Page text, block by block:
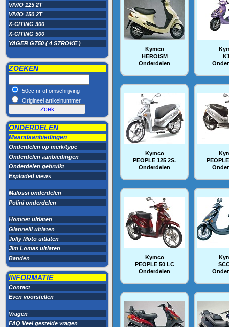
VIVIO 125 2T
VIVIO 150 2T
X-CITING 300
X-CITING 500
YAGER GT50 ( 4 STROKE )
ZOEKEN
50cc nr of omschrijving
Origineel artikelnummer
ONDERDELEN
Maandaanbiedingen
Onderdelen op merk/type
Onderdelen aanbiedingen
Onderdelen gebruikt
Exploded views
Malossi onderdelen
Polini onderdelen
Homoet uitlaten
Giannelli uitlaten
Jolly Moto uitlaten
Jim Lomas uitlaten
Banden
INFORMATIE
Contact
Even voorstellen
Vragen
FAQ Veel gestelde vragen
Kymco
HEROISM
Onderdelen
Kymco
PEOPLE 125 2S.
Onderdelen
Kymco
PEOPLE 50 LC
Onderdelen